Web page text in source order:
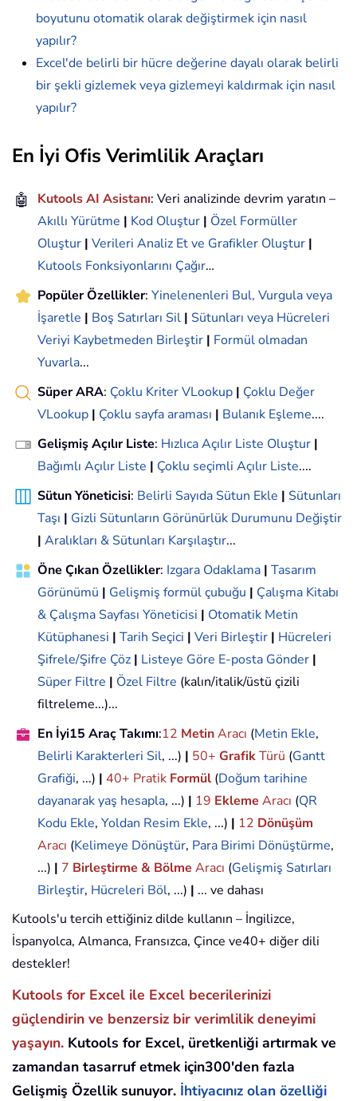
boyutunu otomatik olarak değiştirmek için nasıl
yapılır?
Excel'de belirli bir hücre değerine dayalı olarak belirli
bir şekli gizlemek veya gizlemeyi kaldırmak için nasıl
yapılır?
En İyi Ofis Verimlilik Araçları
🤖 Kutools AI Asistanı: Veri analizinde devrim yaratın –
Akıllı Yürütme | Kod Oluştur | Özel Formüller
Oluştur | Verileri Analiz Et ve Grafikler Oluştur |
Kutools Fonksiyonlarını Çağır…
Popüler Özellikler: Yinelenenleri Bul, Vurgula veya
İşaretle | Boş Satırları Sil | Sütunları veya Hücreleri
Veriyi Kaybetmeden Birleştir | Formül olmadan
Yuvarla...
Süper ARA: Çoklu Kriter VLookup | Çoklu Değer
VLookup | Çoklu sayfa araması | Bulanık Eşleme....
Gelişmiş Açılır Liste: Hızlıca Açılır Liste Oluştur |
Bağımlı Açılır Liste | Çoklu seçimli Açılır Liste....
Sütun Yöneticisi: Belirli Sayıda Sütun Ekle | Sütunları
Taşı | Gizli Sütunların Görünürlük Durumunu Değiştir
| Aralıkları & Sütunları Karşılaştır...
Öne Çıkan Özellikler: Izgara Odaklama | Tasarım
Görünümü | Gelişmiş formül çubuğu | Çalışma Kitabı
& Çalışma Sayfası Yöneticisi | Otomatik Metin
Kütüphanesi | Tarih Seçici | Veri Birleştir | Hücreleri
Şifrele/Şifre Çöz | Listeye Göre E-posta Gönder |
Süper Filtre | Özel Filtre (kalın/italik/üstü çizili
filtreleme...)...
En İyi15 Araç Takımı:12 MetinAracı (Metin Ekle,
Belirli Karakterleri Sil, ...) | 50+ GrafikTürü (Gantt
Grafiği, ...) | 40+ Pratik Formül (Doğum tarihine
dayanarak yaş hesapla, ...) | 19 Ekleme Aracı (QR
Kodu Ekle, Yoldan Resim Ekle, ...) | 12 Dönüşüm
Aracı (Kelimeye Dönüştür, Para Birimi Dönüştürme,
...) | 7 Birleştirme & Bölme Aracı (Gelişmiş Satırları
Birleştir, Hücreleri Böl, ...) | ... ve dahası
Kutools'u tercih ettiğiniz dilde kullanın – İngilizce,
İspanyolca, Almanca, Fransızca, Çince ve40+ diğer dili
destekler!
Kutools for Excel ile Excel becerilerinizi
güçlendirin ve benzersiz bir verimlilik deneyimi
yaşayın. Kutools for Excel, üretkenliği artırmak ve
zamandan tasarruf etmek için300'den fazla
Gelişmiş Özellik sunuyor. İhtiyacınız olan özelliği